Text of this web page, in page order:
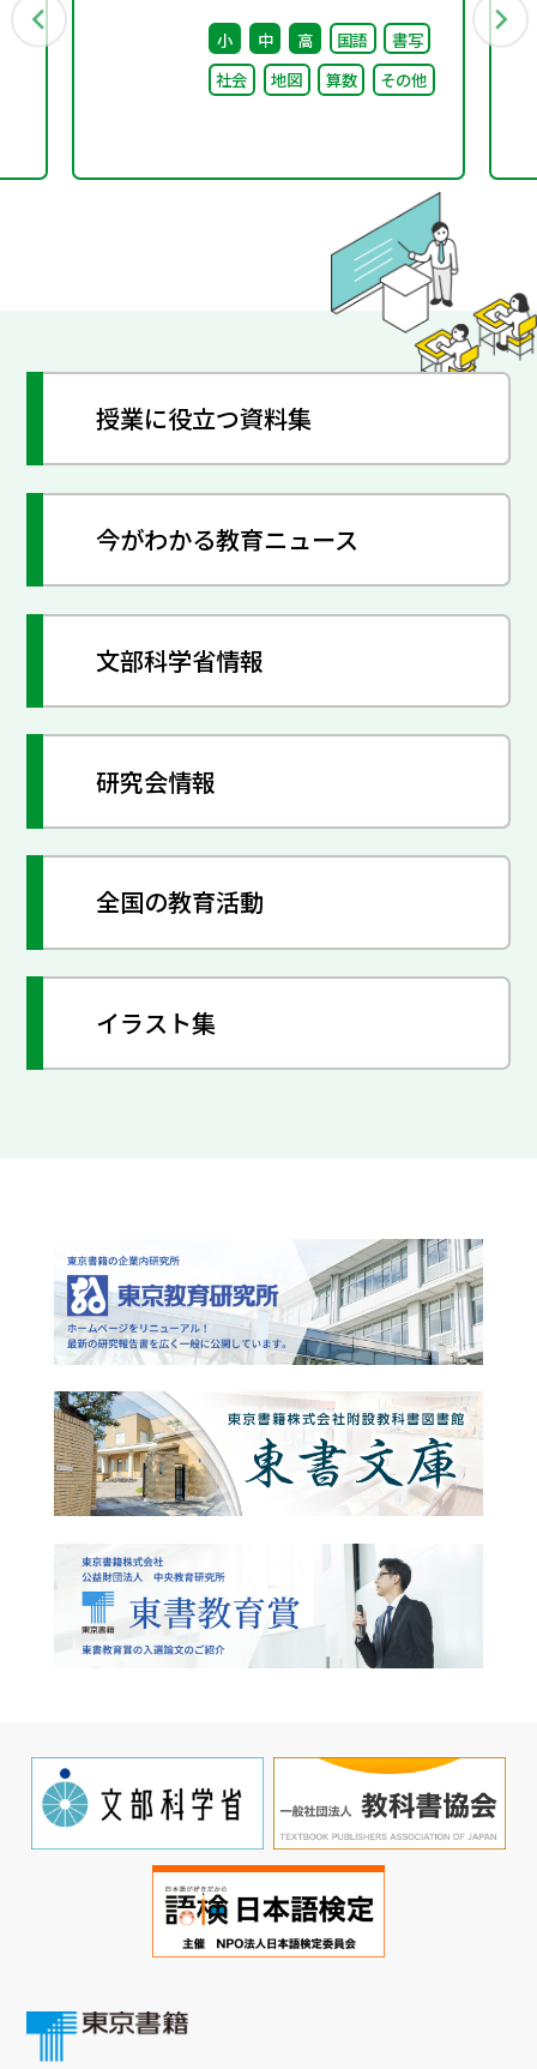
対策推進本部（第4回）
安心して学べる魅力ある
学校づくりの推進に向け
小 中 高 国語
書写
社会
地図 算数 その他
授業に役立つ資料集
今がわかる教育ニュース
文部科学省情報
研究会情報
全国の教育活動
イラスト集